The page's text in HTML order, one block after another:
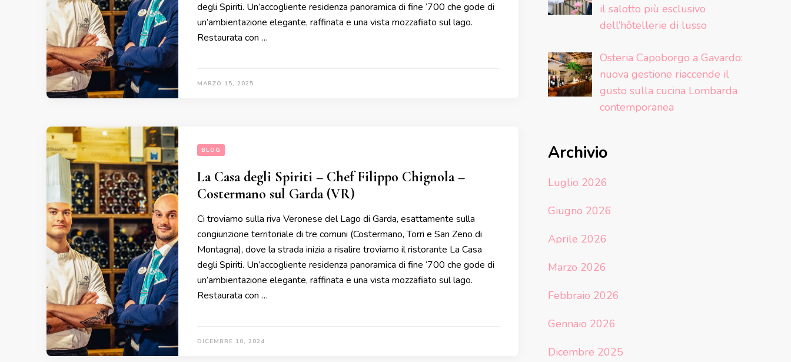
degli Spiriti. Un’accogliente residenza panoramica di fine ‘700 che gode di
un’ambientazione elegante, raffinata e una vista mozzafiato sul lago.
Restaurata con …
MARZO 15, 2025
BLOG
La Casa degli Spiriti – Chef Filippo Chignola –
Costermano sul Garda (VR)
Ci troviamo sulla riva Veronese del Lago di Garda, esattamente sulla
congiunzione territoriale di tre comuni (Costermano, Torri e San Zeno di
Montagna), dove la strada inizia a risalire troviamo il ristorante La Casa
degli Spiriti. Un’accogliente residenza panoramica di fine ‘700 che gode di
un’ambientazione elegante, raffinata e una vista mozzafiato sul lago.
Restaurata con …
DICEMBRE 10, 2024
il salotto più esclusivo
dell’hôtellerie di lusso
Osteria Capoborgo a Gavardo:
nuova gestione riaccende il
gusto sulla cucina Lombarda
contemporanea
Archivio
Luglio 2026
Giugno 2026
Aprile 2026
Marzo 2026
Febbraio 2026
Gennaio 2026
Dicembre 2025